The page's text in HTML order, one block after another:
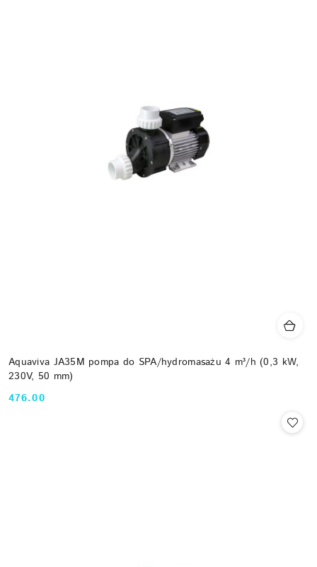
Aquaviva JA35M pompa do SPA/hydromasażu 4 m³/h (0,3 kW,
230V, 50 mm)
Cena:
476.00